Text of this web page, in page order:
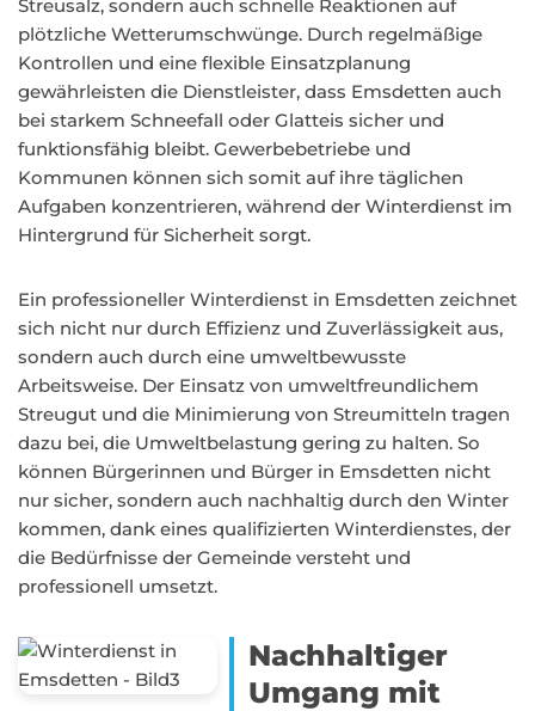
Streusalz, sondern auch schnelle Reaktionen auf
plötzliche Wetterumschwünge. Durch regelmäßige
Kontrollen und eine flexible Einsatzplanung
gewährleisten die Dienstleister, dass Emsdetten auch
bei starkem Schneefall oder Glatteis sicher und
funktionsfähig bleibt. Gewerbebetriebe und
Kommunen können sich somit auf ihre täglichen
Aufgaben konzentrieren, während der Winterdienst im
Hintergrund für Sicherheit sorgt.
Ein professioneller Winterdienst in Emsdetten zeichnet
sich nicht nur durch Effizienz und Zuverlässigkeit aus,
sondern auch durch eine umweltbewusste
Arbeitsweise. Der Einsatz von umweltfreundlichem
Streugut und die Minimierung von Streumitteln tragen
dazu bei, die Umweltbelastung gering zu halten. So
können Bürgerinnen und Bürger in Emsdetten nicht
nur sicher, sondern auch nachhaltig durch den Winter
kommen, dank eines qualifizierten Winterdienstes, der
die Bedürfnisse der Gemeinde versteht und
professionell umsetzt.
Nachhaltiger
Umgang mit